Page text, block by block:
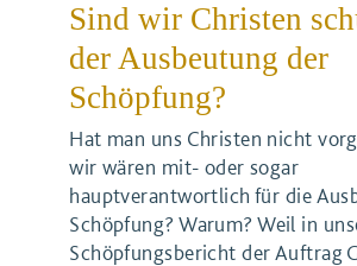
Sind wir Christen
der Ausbeutung der
Schöpfung?
Hat man uns Christen nicht
wir wären mit- oder sogar
hauptverantwortlich für die
Schöpfung? Warum? Weil in
Schöpfungsbericht der Auftrag